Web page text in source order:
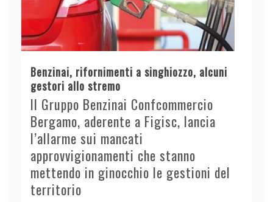
Benzinai, rifornimenti a singhiozzo, alcuni
gestori allo stremo
Il Gruppo Benzinai Confcommercio
Bergamo, aderente a Figisc, lancia
l’allarme sui mancati
approvvigionamenti che stanno
mettendo in ginocchio le gestioni del
territorio